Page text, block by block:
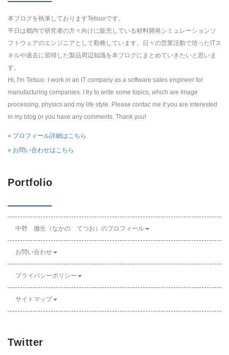
本ブログを執筆しておりますTetsuoです。
平日は都内で研究者の方々向けに販売している材料開発シミュレーションソ
フトウェアのエンジニアとして勤務しています。日々の営業活動で培ったITス
キルや過去に習得した製品周辺知識を本ブログにまとめていきたいと思いま
す。
Hi, I'm Tetsuo. I work in an IT company as a software sales engineer for
manufacturing companies. I try to write some topics, which are Image
processing, physics and my life style. Please contac me if you are interested
in my blog or you have any comments. Thank you!
» プロフィール詳細はこちら
» お問い合わせはこちら
Portfolio
中野 徹生（なかの てつお）のプロフィール
お問い合わせ
プライバシーポリシー
サイトマップ
Twitter